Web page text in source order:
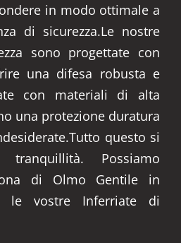
in modo ottimale a
di sicurezza.Le nostre
sono progettate con
una difesa robusta e
con materiali di alta
una protezione duratura
questo si
Possiamo
di Olmo Gentile in
le vostre Inferriate di